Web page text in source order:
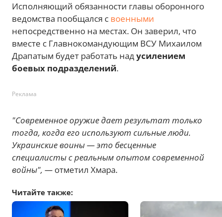
Исполняющий обязанности главы оборонного
ведомства пообщался с военными
непосредственно на местах. Он заверил, что
вместе с Главнокомандующим ВСУ Михаилом
Драпатым будет работать надусилением
боевых подразделений.
Реклама
"Современное оружие дает результат только
тогда, когда его используют сильные люди.
Украинские воины — это бесценные
специалисты с реальным опытом современной
войны", — отметил Хмара.
Читайте также: